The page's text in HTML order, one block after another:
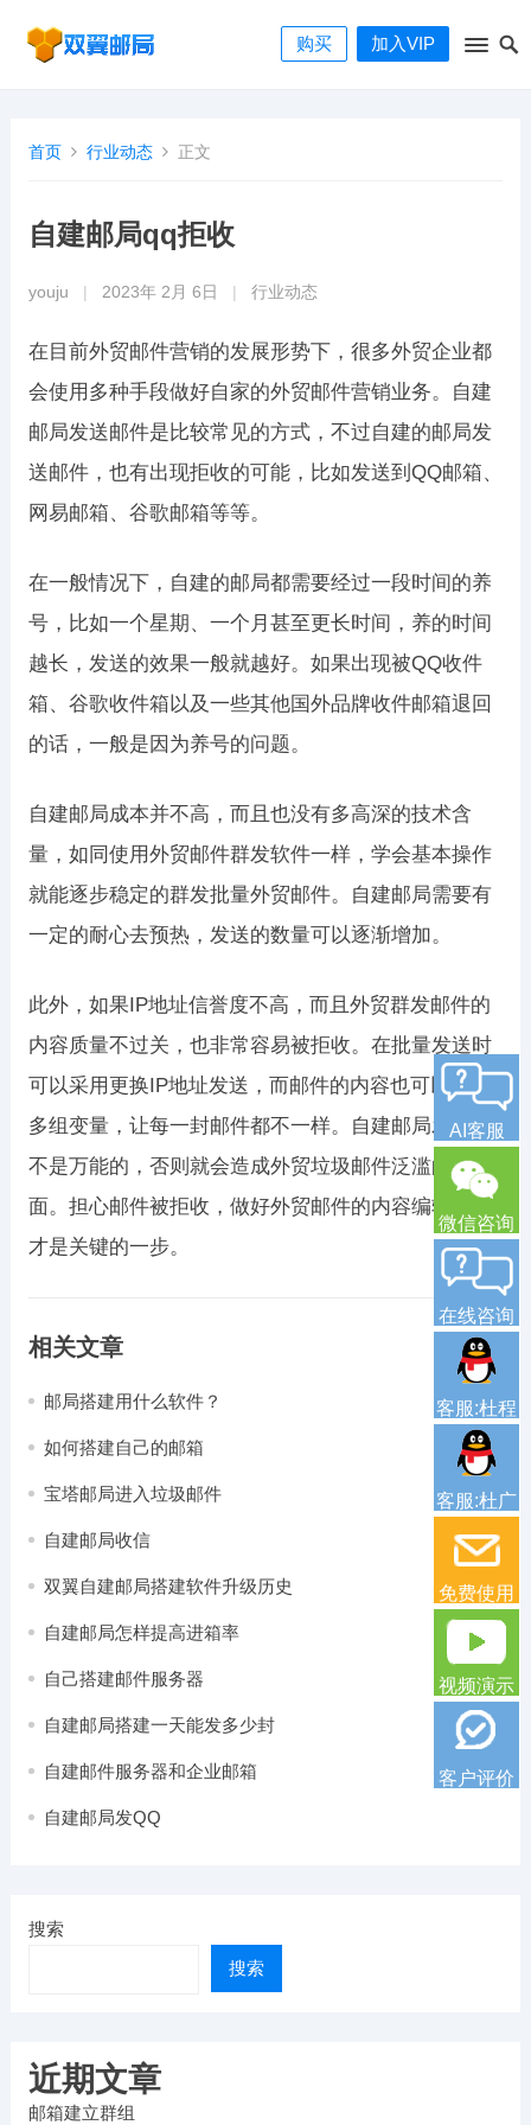
购买 加入VIP
首页 行业动态 正文
自建邮局qq拒收
youju 2023年 2月 6日 行业动态
在目前外贸邮件营销的发展形势下，很多外贸企业都
会使用多种手段做好自家的外贸邮件营销业务。自建
邮局发送邮件是比较常见的方式，不过自建的邮局发
送邮件，也有出现拒收的可能，比如发送到QQ邮箱、
网易邮箱、谷歌邮箱等等。
在一般情况下，自建的邮局都需要经过一段时间的养
号，比如一个星期、一个月甚至更长时间，养的时间
越长，发送的效果一般就越好。如果出现被QQ收件
箱、谷歌收件箱以及一些其他国外品牌收件邮箱退回
的话，一般是因为养号的问题。
自建邮局成本并不高，而且也没有多高深的技术含
量，如同使用外贸邮件群发软件一样，学会基本操作
就能逐步稳定的群发批量外贸邮件。自建邮局需要有
一定的耐心去预热，发送的数量可以逐渐增加。
此外，如果IP地址信誉度不高，而且外贸群发邮件的
内容质量不过关，也非常容易被拒收。在批量发送时
可以采用更换IP地址发送，而邮件的内容也可以插入
多组变量，让每一封邮件都不一样。自建邮局发送并
不是万能的，否则就会造成外贸垃圾邮件泛滥的局
面。担心邮件被拒收，做好外贸邮件的内容编辑工作
才是关键的一步。
相关文章
邮局搭建用什么软件？
如何搭建自己的邮箱
宝塔邮局进入垃圾邮件
自建邮局收信
双翼自建邮局搭建软件升级历史
自建邮局怎样提高进箱率
自己搭建邮件服务器
自建邮局搭建一天能发多少封
自建邮件服务器和企业邮箱
自建邮局发QQ
搜索
搜索
近期文章
邮箱建立群组
AI客服
微信咨询
在线咨询
客服:杜程
客服:杜广
免费使用
视频演示
客户评价